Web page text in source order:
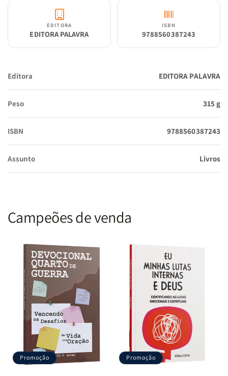
EDITORA
EDITORA PALAVRA
ISBN
9788560387243
Editora EDITORA PALAVRA
Peso 315 g
ISBN 9788560387243
Assunto Livros
Campeões de venda
Promoção Promoção